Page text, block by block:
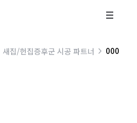
새집/헌집증후군 시공 파트너 000